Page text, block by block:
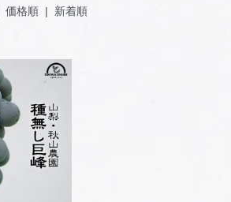
価格順 | 新着順